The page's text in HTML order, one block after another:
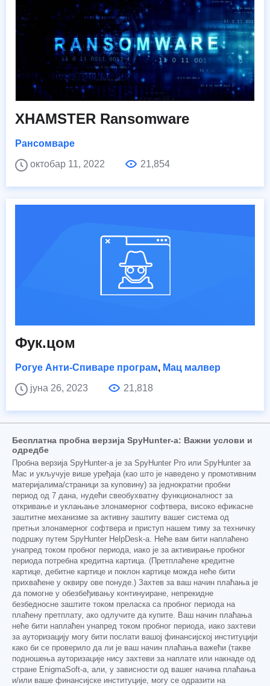
XHAMSTER Ransomware
Рансомваре
октобар 11, 2022
21,854
Фук.цом
Рогуе Анти-Спиваре програм, Мац малвер
јуна 26, 2023
21,818
Бесплатна пробна верзија SpyHunter-а: Важни услови и
одредбе
Пробна верзија SpyHunter-а је за SpyHunter Pro или SpyHunter за
Mac и укључује више уређаја (као што је наведено у промотивним
материјалима/страници за куповину) за једнократни пробни
период од 7 дана, нудећи свеобухватну функционалност за
откривање и уклањање злонамерног софтвера, високо ефикасне
заштитне механизме за активну заштиту вашег система од
претњи злонамерног софтвера и приступ нашем тиму за техничку
подршку путем SpyHunter HelpDesk-а. Неће вам бити наплаћено
унапред током пробног периода, иако је за активирање пробног
периода потребна кредитна картица. (Претплаћене кредитне
картице, дебитне картице и поклон картице можда неће бити
прихваћене у оквиру ове понуде.) Захтев за ваш начин плаћања је
да помогне у обезбеђивању континуиране, непрекидне
безбедносне заштите током преласка са пробног периода на
плаћену претплату, ако одлучите да купите. Ваш начин плаћања
неће бити наплаћен унапред током пробног периода, иако захтеви
за ауторизацију могу бити послати вашој финансијској институцији
како би се проверило да ли је ваш начин плаћања важећи (такве
подношења ауторизације нису захтеви за наплате или накнаде од
стране EnigmaSoft-а, али, у зависности од вашег начина плаћања
и/или ваше финансијске институције, могу се одразити на